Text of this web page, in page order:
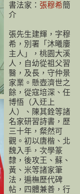
書法家： 張穆希簡
介
張先生建輝，字穆
希，別署「沐曦廔
主人」，桃園大溪
人，自幼從祖父習
醫，及長，守仲景
家業。懸壺濟世之
餘，從寇培深、任
博悟（入迂上
人）、陳其銓等諸
名家研習詩書，歷
三十年，粲然可
觀。初以唐楷、北
魏入手，次學篆
隸，後攻王、蘇、
黃、米等諸家筆
法，遍橅歷代碑
帖，四體兼善，行